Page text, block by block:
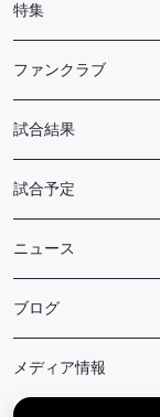
特集
ファンクラブ
試合結果
試合予定
ニュース
ブログ
メディア情報